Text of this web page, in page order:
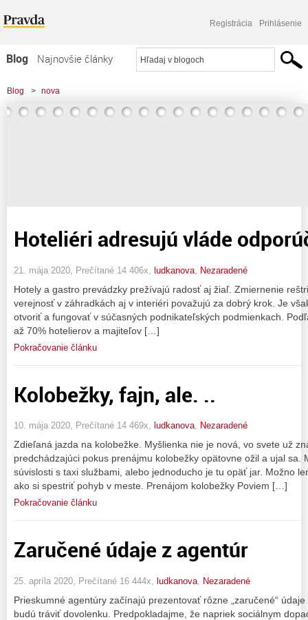
Registrácia Prihlásenie
Blog
Najnovšie články
Najčítanejšie články
Najkomentovanejšie články
Blog > nova
Hoteliéri adresujú vláde
21. mája 2020, Prečítané 14 406x, ludkanova Nezaradené
Hotely a gastro prevádzky prežívajú radosť aj žiaľ. Zmiernenie
verejnosť v záhradkách aj v interiéri považujú za dobrý krok. Je
otvoriť a fungovať v súčasných podnikateľských podmienkach.
až 70% hotelierov a majiteľov […]
Pokračovanie článku
Kolobežky, fajn, ale. ..
10. mája 2020, Prečítané 14 469x, ludkanova, Nezaradené
Zdieľaná jazda na kolobežke. Myšlienka nie je nová, vo svete už
predchádzajúci pokus prenájmu kolobežky opätovne ožil a ujal sa.
súvislosti s taxi službami, alebo jednoducho je tu opäť jar. Možno
ako si spestriť pohyb v meste. Prenájom kolobežky Poviem […]
Pokračovanie článku
Zaručené údaje z agentúr
25. apríla 2020, Prečítané 16 444x, ludkanova Nezaradené
Prieskumné agentúry začínajú prezentovať rôzne „zaručené“
budú tráviť dovolenku. Predpokladajme, že napriek sociálnym